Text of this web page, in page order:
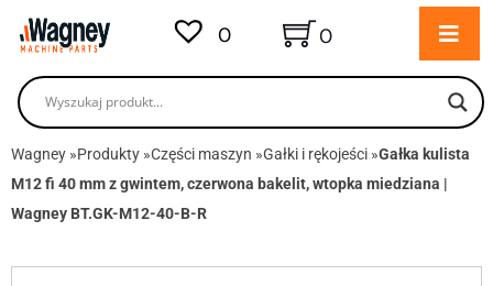
0 0
Wagney »Produkty »Części maszyn »Gałki i rękojeści »Gałka kulista
M12 fi 40 mm z gwintem, czerwona bakelit, wtopka miedziana |
Wagney BT.GK-M12-40-B-R